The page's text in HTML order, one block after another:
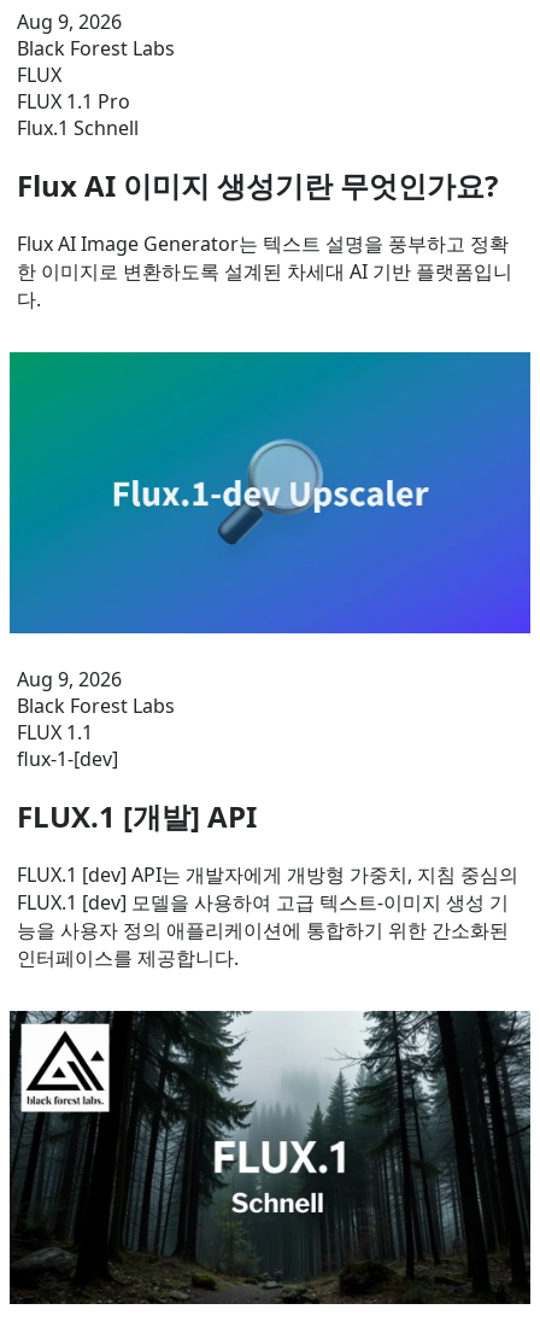
Aug 9, 2026
Black Forest Labs
FLUX
FLUX 1.1 Pro
Flux.1 Schnell
Flux AI 이미지 생성기란 무엇인가요?
Flux AI Image Generator는 텍스트 설명을 풍부하고 정확
한 이미지로 변환하도록 설계된 차세대 AI 기반 플랫폼입니
다.
Aug 9, 2026
Black Forest Labs
FLUX 1.1
flux-1-[dev]
FLUX.1 [개발] API
FLUX.1 [dev] API는 개발자에게 개방형 가중치, 지침 중심의
FLUX.1 [dev] 모델을 사용하여 고급 텍스트-이미지 생성 기
능을 사용자 정의 애플리케이션에 통합하기 위한 간소화된
인터페이스를 제공합니다.